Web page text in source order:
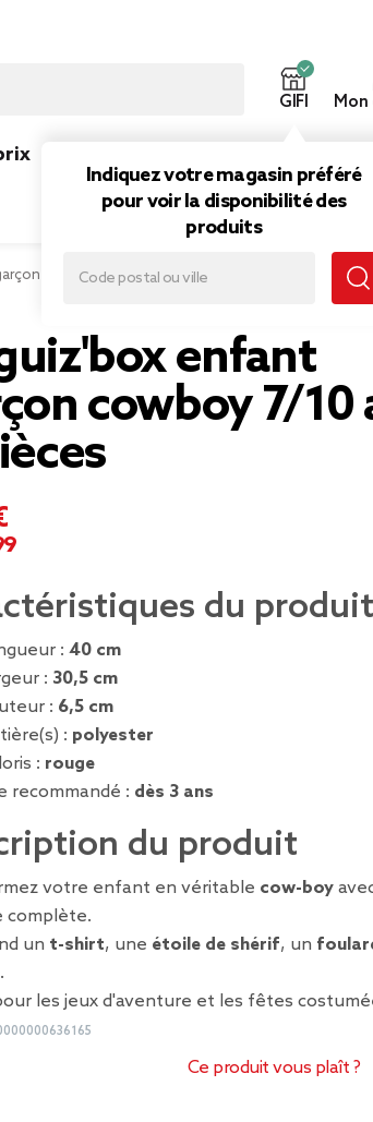
GIFI
Indiquez votre magasin préféré
pour voir la disponibilité des
produits
Mon
cowboy 7/10 ans 4 pièces
enfant
cowboy 7/10
du produit
: 40 cm
: 30,5 cm
: 6,5 cm
: polyester
: rouge
recommandé : dès 3 ans
du produit
votre enfant en véritable cow-boy
complète.
un t-shirt, une étoile de shérif, un
.
les jeux d'aventure et les fêtes
Ce produit vous plaît ?